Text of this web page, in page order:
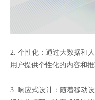
2. 个性化：通过大数据和
用户提供个性化的内容和
3. 响应式设计：随着移动